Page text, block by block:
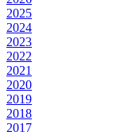
2025
2024
2023
2022
2021
2020
2019
2018
2017